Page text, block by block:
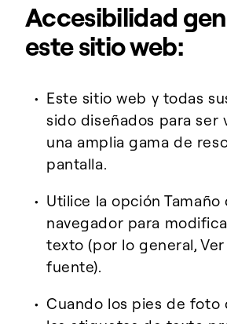
Accesibilidad
este sitio web:
Este sitio web y todas
sido diseñados para ser
una amplia gama de
pantalla.
Utilice la opción
navegador para
texto (por lo general,
fuente).
Cuando los pies de foto